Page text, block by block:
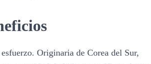
Originaria de Corea del Sur,